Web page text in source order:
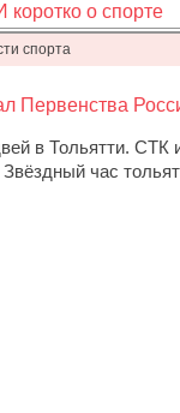
коротко о спорте
спорта
Первенства
в Тольятти. СТК
Звёздный час